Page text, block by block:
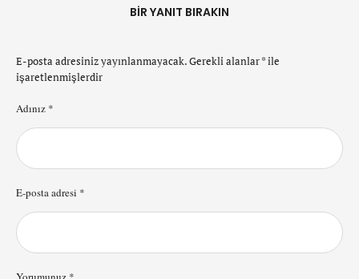
BIR YANIT BIRAKIN
E-posta adresiniz yayınlanmayacak.Gerekli alanlar*ile
işaretlenmişlerdir
Adınız *
E-posta adresi *